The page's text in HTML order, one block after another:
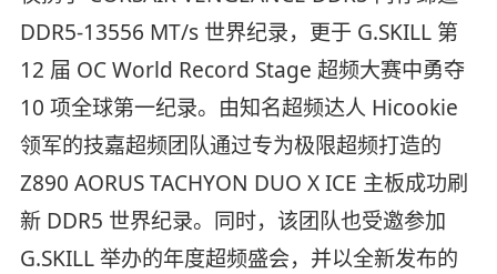
DDR5-13556 MT/s 世界纪录，更于 G.SKILL 第
12 届 OC World Record Stage 超频大赛中勇夺
10 项全球第一纪录。由知名超频达人 Hicookie
领军的技嘉超频团队通过专为极限超频打造的
Z890 AORUS TACHYON DUO X ICE 主板成功刷
新 DDR5 世界纪录。同时，该团队也受邀参加
G.SKILL 举办的年度超频盛会，并以全新发布的